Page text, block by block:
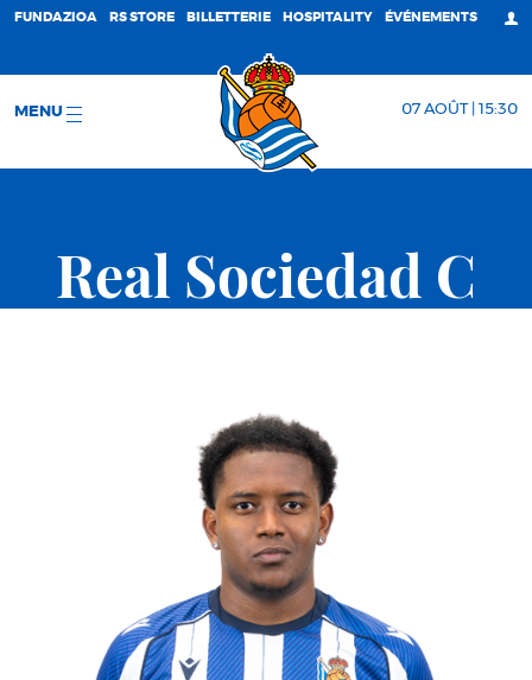
FUNDAZIOA RS STORE BILLETTERIE HOSPITALITY ÉVÉNEMENTS
MENU 07 AOÛT | 15:30
Real Sociedad C